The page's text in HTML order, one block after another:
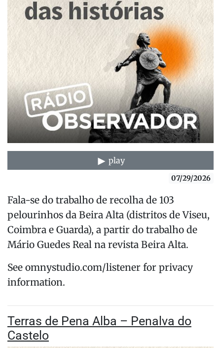
play
07/29/2026
Fala-se do trabalho de recolha de 103
pelourinhos da Beira Alta (distritos de Viseu,
Coimbra e Guarda), a partir do trabalho de
Mário Guedes Real na revista Beira Alta.
See omnystudio.com/listener for privacy
information.
Terras de Pena Alba – Penalva do
Castelo